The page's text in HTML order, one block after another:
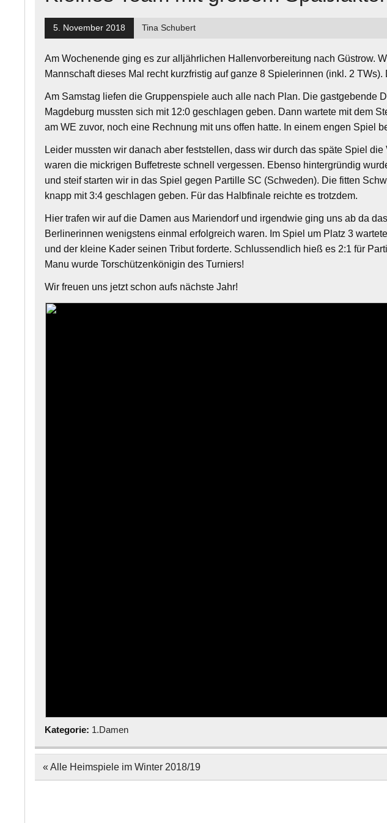
5. November 2018 Tina Schubert
Am Wochenende ging es zur alljährlichen Hallenvorbereitung nach Güstrow.
Mannschaft dieses Mal recht kurzfristig auf ganze 8 Spielerinnen (inkl. 2
Am Samstag liefen die Gruppenspiele auch alle nach Plan. Die gastgebende
Magdeburg mussten sich mit 12:0 geschlagen geben. Dann wartete mit dem
am WE zuvor, noch eine Rechnung mit uns offen hatte. In einem engen Spiel
Leider mussten wir danach aber feststellen, dass wir durch das späte Spiel
waren die mickrigen Buffetreste schnell vergessen. Ebenso hintergründig
und steif starten wir in das Spiel gegen Partille SC (Schweden). Die fitten
knapp mit 3:4 geschlagen geben. Für das Halbfinale reichte es trotzdem.
Hier trafen wir auf die Damen aus Mariendorf und irgendwie ging uns ab da
Berlinerinnen wenigstens einmal erfolgreich waren. Im Spiel um Platz 3
und der kleine Kader seinen Tribut forderte. Schlussendlich hieß es 2:1 für
Manu wurde Torschützenkönigin des Turniers!
Wir freuen uns jetzt schon aufs nächste Jahr!
Kategorie: 1.Damen
Beitragsnavigation
« Alle Heimspiele im Winter 2018/19